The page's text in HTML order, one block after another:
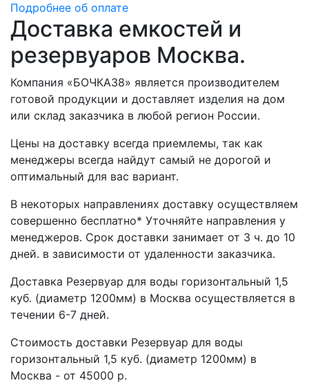
Подробнее об оплате
Доставка емкостей и
резервуаров Москва.
Компания «БОЧКА38» является производителем
готовой продукции и доставляет изделия на дом
или склад заказчика в любой регион России.
Цены на доставку всегда приемлемы, так как
менеджеры всегда найдут самый не дорогой и
оптимальный для вас вариант.
В некоторых направлениях доставку осуществляем
совершенно бесплатно* Уточняйте направления у
менеджеров. Срок доставки занимает от 3 ч. до 10
дней. в зависимости от удаленности заказчика.
Доставка Резервуар для воды горизонтальный 1,5
куб. (диаметр 1200мм) в Москва осуществляется в
течении 6-7 дней.
Стоимость доставки Резервуар для воды
горизонтальный 1,5 куб. (диаметр 1200мм) в
Москва - от 45000 р.